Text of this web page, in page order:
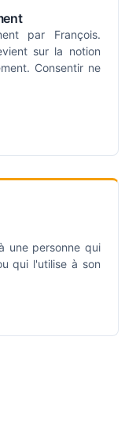
par François.
sur la notion
Consentir ne
une personne qui
qui l'utilise à son